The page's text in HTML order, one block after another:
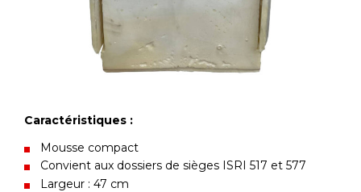
Caractéristiques :
Mousse compact
Convient aux dossiers de sièges ISRI 517 et 577
Largeur : 47 cm